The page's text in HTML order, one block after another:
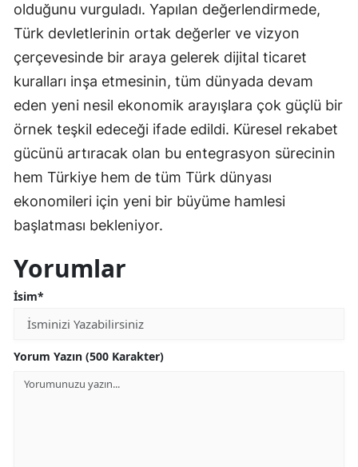
olduğunu vurguladı. Yapılan değerlendirmede,
Türk devletlerinin ortak değerler ve vizyon
çerçevesinde bir araya gelerek dijital ticaret
kuralları inşa etmesinin, tüm dünyada devam
eden yeni nesil ekonomik arayışlara çok güçlü bir
örnek teşkil edeceği ifade edildi. Küresel rekabet
gücünü artıracak olan bu entegrasyon sürecinin
hem Türkiye hem de tüm Türk dünyası
ekonomileri için yeni bir büyüme hamlesi
başlatması bekleniyor.
Yorumlar
İsim*
Yorum Yazın (500 Karakter)